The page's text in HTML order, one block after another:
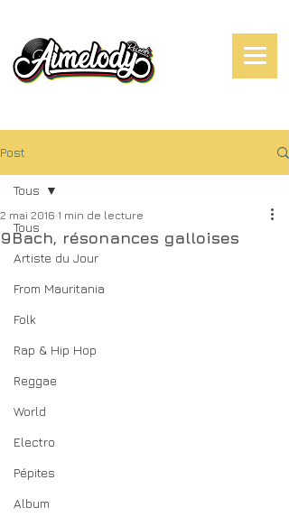
Post
Tous
Artiste du Jour
From Mauritania
Folk
Rap & Hip Hop
Reggae
World
Electro
Pépites
Album
Tous
9Bach, résonances galloises
2 mai 2016 1 min de lecture